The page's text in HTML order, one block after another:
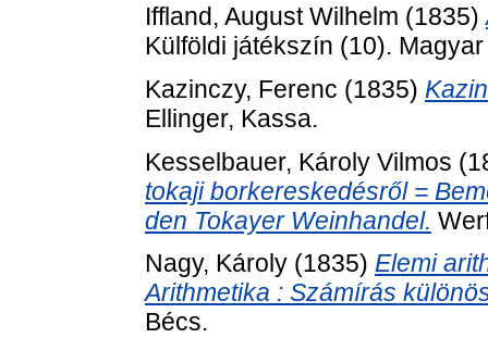
Iffland, August Wilhelm (1835)
Külföldi játékszín (10).
Kazinczy, Ferenc (1835)
Ellinger, Kassa.
Kesselbauer, Károly Vilmos
tokaji borkereskedésről =
den Tokayer Weinhandel.
Nagy, Károly (1835) Elemi
Arithmetika : Számírás
Bécs.